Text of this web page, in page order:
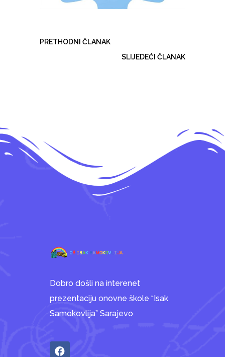
PRETHODNI ČLANAK
SLIJEDEĆI ČLANAK
Dobro došli na interenet
prezentaciju onovne škole “Isak
Samokovlija” Sarajevo